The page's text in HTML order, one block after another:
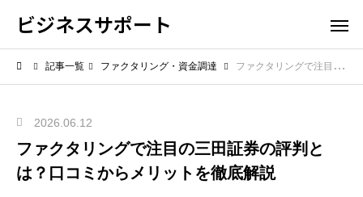
ビジネスサポート
記事一覧 ファクタリング・資金調達 ファクタリングで注目の三田証券の評判とは？口コミからメリットを徹底解説
2026.06.12
ファクタリングで注目の三田証券の評判と
は？口コミからメリットを徹底解説